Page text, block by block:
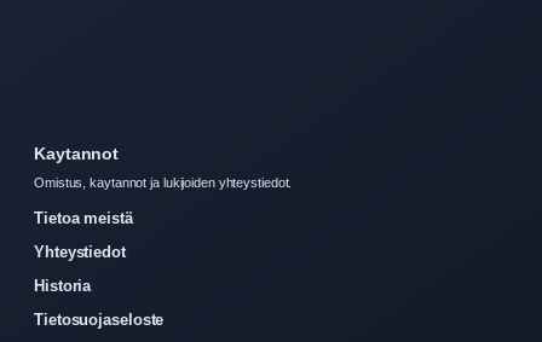
Kaytannot
Omistus, kaytannot ja lukijoiden yhteystiedot.
Tietoa meistä
Yhteystiedot
Historia
Tietosuojaseloste